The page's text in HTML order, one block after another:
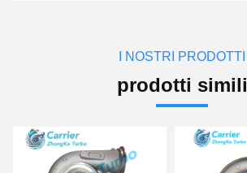
I NOSTRI PRODOTTI
prodotti simili